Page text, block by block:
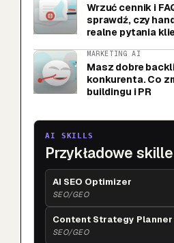
Wrzuć cennik i
sprawdź, czy
realne pytania
MARKETING AI
Masz dobre
konkurenta. Co
buildingu i PR
AI SKILLS
Przykładowe skille
AI SEO Optimizer
SEO/GEO
Content Strategy Planner
SEO/GEO